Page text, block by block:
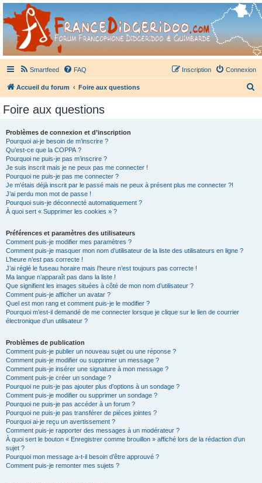
France Didgeridoo
Didgeridoo et Guimbarde sur France Didgeridoo - retrouvez la communauté.
Smartfeed FAQ Connexion
Inscription
Accueil du forum Foire aux questions
Foire aux questions
Problèmes de connexion et d’inscription
Pourquoi ai-je besoin de m’inscrire ?
Qu’est-ce que la COPPA ?
Pourquoi ne puis-je pas m’inscrire ?
Je suis inscrit mais je ne peux pas me connecter !
Pourquoi ne puis-je pas me connecter ?
Je m’étais déjà inscrit par le passé mais ne peux à présent plus me connecter ?!
J’ai perdu mon mot de passe !
Pourquoi suis-je déconnecté automatiquement ?
À quoi sert « Supprimer les cookies » ?
Préférences et paramètres des utilisateurs
Comment puis-je modifier mes paramètres ?
Comment puis-je masquer mon nom d’utilisateur de la liste des utilisateurs en ligne ?
L’heure n’est pas correcte !
J’ai réglé le fuseau horaire mais l’heure n’est toujours pas correcte !
Ma langue n’apparaît pas dans la liste !
Que signifient les images situées à côté de mon nom d’utilisateur ?
Comment puis-je afficher un avatar ?
Quel est mon rang et comment puis-je le modifier ?
Pourquoi m’est-il demandé de me connecter lorsque je clique sur le lien de courrier
électronique d’un utilisateur ?
Problèmes de publication
Comment puis-je publier un nouveau sujet ou une réponse ?
Comment puis-je modifier ou supprimer un message ?
Comment puis-je insérer une signature à mon message ?
Comment puis-je créer un sondage ?
Pourquoi ne puis-je pas ajouter plus d’options à un sondage ?
Comment puis-je modifier ou supprimer un sondage ?
Pourquoi ne puis-je pas accéder à un forum ?
Pourquoi ne puis-je pas transférer de pièces jointes ?
Pourquoi ai-je reçu un avertissement ?
Comment puis-je rapporter des messages à un modérateur ?
À quoi sert le bouton « Enregistrer comme brouillon » affiché lors de la rédaction d’un
sujet ?
Pourquoi mon message a-t-il besoin d’être approuvé ?
Comment puis-je remonter mes sujets ?